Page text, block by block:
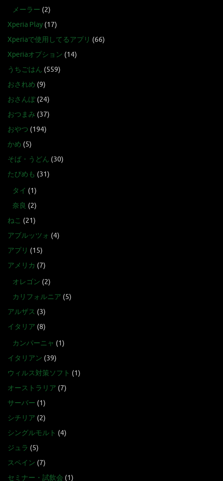
メーラー (2)
Xperia Play (17)
Xperiaで使用してるアプリ (66)
Xperiaオプション (14)
うちごはん (559)
おされめ (9)
おさんぽ(24)
おつまみ (37)
おやつ (194)
かめ (5)
そば・うどん (30)
たびめも (31)
タイ (1)
奈良 (2)
ねこ (21)
アブルッツォ (4)
アプリ (15)
アメリカ (7)
オレゴン (2)
カリフォルニア (5)
アルザス (3)
イタリア (8)
カンパーニャ (1)
イタリアン (39)
ウィルス対策ソフト (1)
オーストラリア (7)
サーバー (1)
シチリア (2)
シングルモルト (4)
ジュラ (5)
スペイン (7)
セミナー・試飲会 (1)